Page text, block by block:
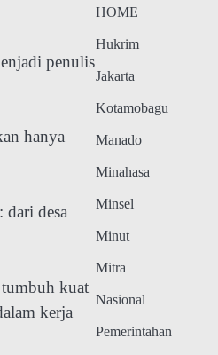
penulis
hanya
desa
kuat
kerja
HOME
Hukrim
Jakarta
Kotamobagu
Manado
Minahasa
Minsel
Minut
Mitra
Nasional
Pemerintahan